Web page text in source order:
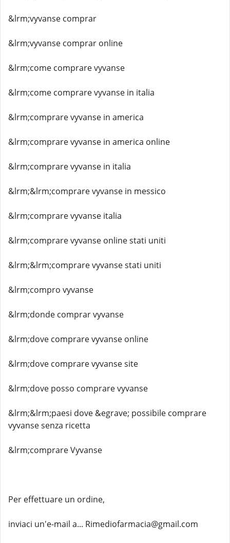
&lrm;vyvanse comprar
&lrm;vyvanse comprar online
&lrm;come comprare vyvanse
&lrm;come comprare vyvanse in italia
&lrm;comprare vyvanse in america
&lrm;comprare vyvanse in america online
&lrm;comprare vyvanse in italia
&lrm;&lrm;comprare vyvanse in messico
&lrm;comprare vyvanse italia
&lrm;comprare vyvanse online stati uniti
&lrm;&lrm;comprare vyvanse stati uniti
&lrm;compro vyvanse
&lrm;donde comprar vyvanse
&lrm;dove comprare vyvanse online
&lrm;dove comprare vyvanse site
&lrm;dove posso comprare vyvanse
&lrm;&lrm;paesi dove &egrave; possibile comprare
vyvanse senza ricetta
&lrm;comprare Vyvanse
Per effettuare un ordine,
inviaci un'e-mail a... Rimediofarmacia@gmail.com